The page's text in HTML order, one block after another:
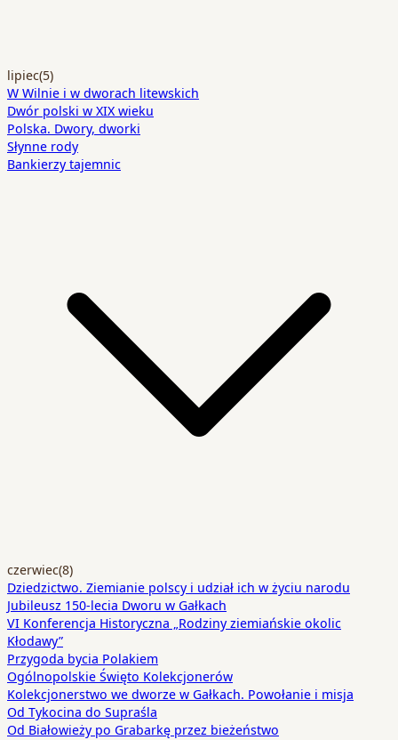
lipiec(5)
W Wilnie i w dworach litewskich
Dwór polski w XIX wieku
Polska. Dwory, dworki
Słynne rody
Bankierzy tajemnic
czerwiec(8)
Dziedzictwo. Ziemianie polscy i udział ich w życiu narodu
Jubileusz 150-lecia Dworu w Gałkach
VI Konferencja Historyczna „Rodziny ziemiańskie okolic
Kłodawy”
Przygoda bycia Polakiem
Ogólnopolskie Święto Kolekcjonerów
Kolekcjonerstwo we dworze w Gałkach. Powołanie i misja
Od Tykocina do Supraśla
Od Białowieży po Grabarkę przez bieżeństwo